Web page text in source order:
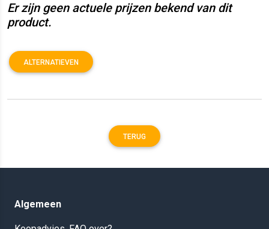
Er zijn geen actuele prijzen bekend van dit
product.
ALTERNATIEVEN
TERUG
Algemeen